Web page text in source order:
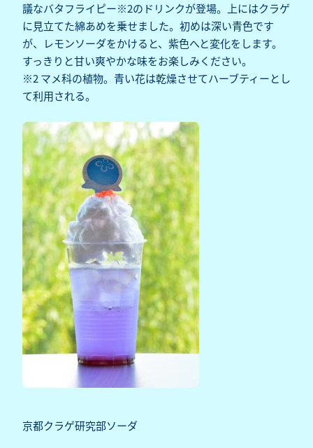
議なバタフライピー※2のドリンクが登場。上にはクラゲ
に見立てた綿あめを乗せました。初めは深い青色です
が、レモンソーダをかけると、紫色へと変化をします。
すっきりと甘い爽やかな味をお楽しみください。
※2 マメ科の植物。青い花は乾燥させてハーブティーとし
て利用される。
京都クラゲ研究部ソーダ